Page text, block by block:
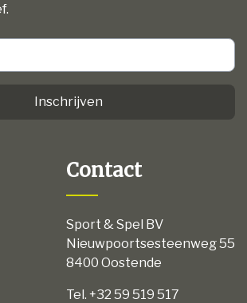
Inschrijven
Contact
Sport & Spel BV
Nieuwpoortsesteenweg 55
8400 Oostende
Tel. +32 59 519 517